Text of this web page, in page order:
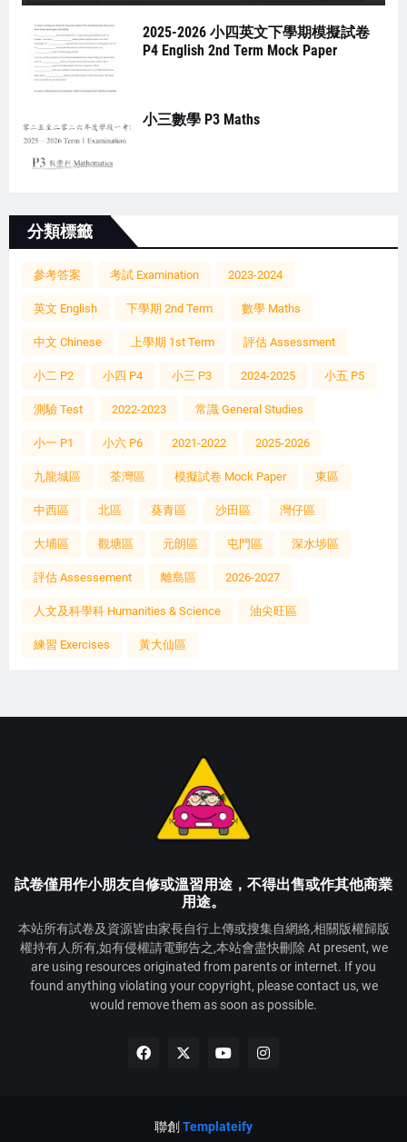
2025-2026 小四英文下學期模擬試卷
P4 English 2nd Term Mock Paper
小三數學 P3 Maths
分類標籤
參考答案 考試 Examination 2023-2024
英文 English 下學期 2nd Term 數學 Maths
中文 Chinese 上學期 1st Term 評估 Assessment
小二 P2 小四 P4 小三 P3 2024-2025 小五 P5
測驗 Test 2022-2023 常識 General Studies
小一 P1 小六 P6 2021-2022 2025-2026
九龍城區 荃灣區 模擬試卷 Mock Paper 東區
中西區 北區 葵青區 沙田區 灣仔區
大埔區 觀塘區 元朗區 屯門區 深水埗區
評估 Assessement 離島區 2026-2027
人文及科學科 Humanities & Science 油尖旺區
練習 Exercises 黃大仙區
試卷僅用作小朋友自修或溫習用途，不得出售或作其他商業
用途。
本站所有試卷及資源皆由家長自行上傳或搜集自網絡,相關版權歸版
權持有人所有,如有侵權請電郵告之,本站會盡快刪除 At present, we
are using resources originated from parents or internet. If you
found anything violating your copyright, please contact us, we
would remove them as soon as possible.
聯創 Templateify